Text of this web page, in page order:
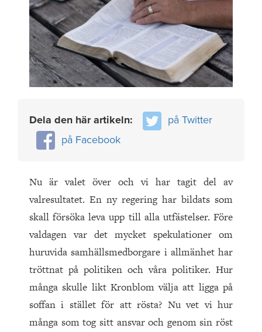
Dela den här artikeln:
på Twitter
på Facebook
Nu är valet över och vi har tagit del av
valresultatet. En ny regering har bildats som
skall försöka leva upp till alla utfästelser. Före
valdagen var det mycket spekulationer om
huruvida samhällsmedborgare i allmänhet har
tröttnat på politiken och våra politiker. Hur
många skulle likt Kronblom välja att ligga på
soffan i stället för att rösta? Nu vet vi hur
många som tog sitt ansvar och genom sin röst